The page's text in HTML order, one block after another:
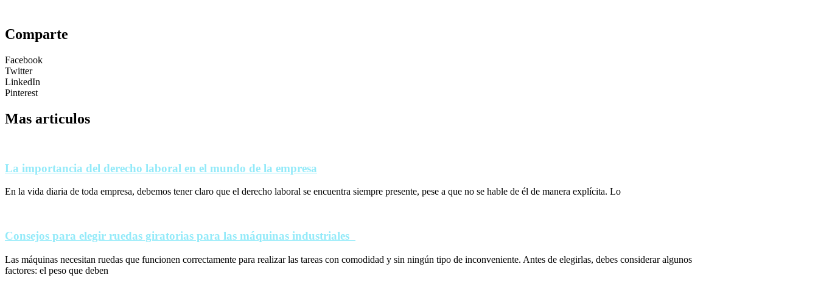
Comparte
Facebook
Twitter
LinkedIn
Pinterest
Mas articulos
La importancia del derecho laboral en el mundo de la empresa
En la vida diaria de toda empresa, debemos tener claro que el derecho laboral se encuentra siempre presente, pese a que no se hable de él de manera explícita. Lo
Consejos para elegir ruedas giratorias para las máquinas industriales
Las máquinas necesitan ruedas que funcionen correctamente para realizar las tareas con comodidad y sin ningún tipo de inconveniente. Antes de elegirlas, debes considerar algunos
factores: el peso que deben